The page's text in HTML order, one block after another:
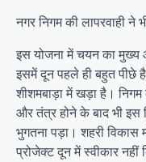
नगर निगम की लापरवाही ने
इस योजना में चयन का मुख्य
इसमें दून पहले ही बहुत पीछे
शीशमबाड़ा में खड़ा है।
और तंत्र होने के बाद भी इस
भुगतना पड़ा। शहरी विकास
प्रोजेक्ट दून में स्वीकार नहीं